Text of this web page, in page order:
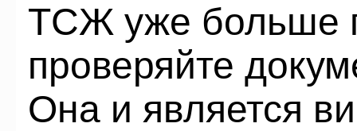
ТСЖ уже больше
проверяйте
Она и является